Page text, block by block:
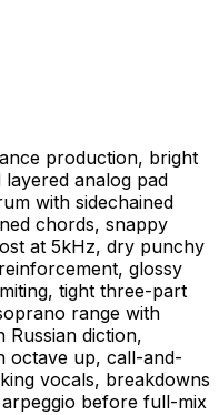
production, bright
analog pad
with sidechained
chords, snappy
at 5kHz, dry punchy
glossy
tight three-part
range with
Russian diction,
octave up, call-and-
vocals, breakdowns
before full-mix